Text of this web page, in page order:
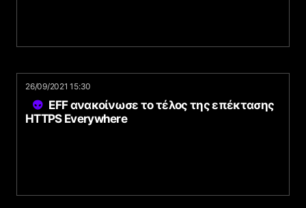
26/09/2021 15:30
EFF ανακοίνωσε το τέλος της επέκτασης
HTTPS Everywhere